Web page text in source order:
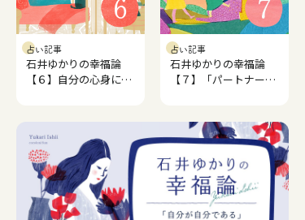
占い記事
石井ゆかりの幸福論
【６】自分の心身に必
占い記事
石井ゆかりの幸福論
【７】「パートナーシ